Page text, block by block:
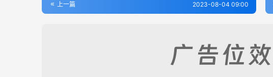
上一篇 2023-08-04 09:00